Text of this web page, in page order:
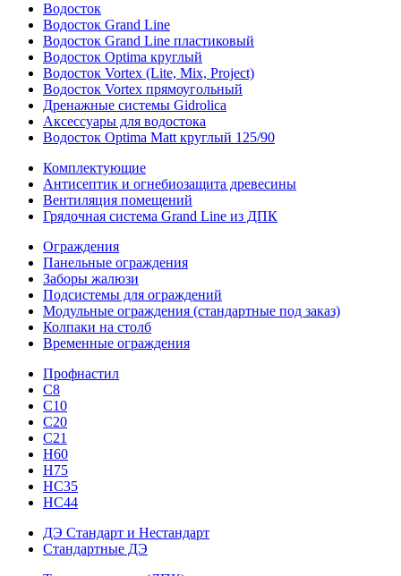
Водосток
Водосток Grand Line
Водосток Grand Line пластиковый
Водосток Optima круглый
Водосток Vortex (Lite, Mix, Project)
Водосток Vortex прямоугольный
Дренажные системы Gidrolica
Аксессуары для водостока
Водосток Optima Matt круглый 125/90
Комплектующие
Антисептик и огнебиозащита древесины
Вентиляция помещений
Грядочная система Grand Line из ДПК
Ограждения
Панельные ограждения
Заборы жалюзи
Подсистемы для ограждений
Модульные ограждения (стандартные под заказ)
Колпаки на столб
Временные ограждения
Профнастил
С8
С10
С20
С21
H60
H75
HС35
НС44
ДЭ Стандарт и Нестандарт
Стандартные ДЭ